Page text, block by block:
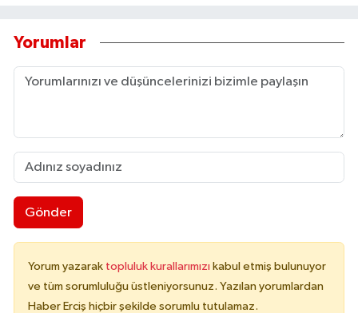
Yorumlar
Gönder
Yorum yazarak topluluk kurallarımızı kabul etmiş bulunuyor
ve tüm sorumluluğu üstleniyorsunuz. Yazılan yorumlardan
Haber Erciş hiçbir şekilde sorumlu tutulamaz.